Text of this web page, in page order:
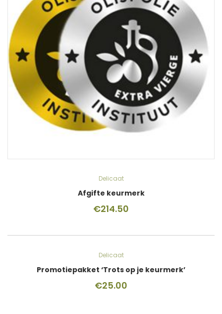
Delicaat
Afgifte keurmerk
€214.50
Delicaat
Promotiepakket ‘Trots op je keurmerk’
€25.00